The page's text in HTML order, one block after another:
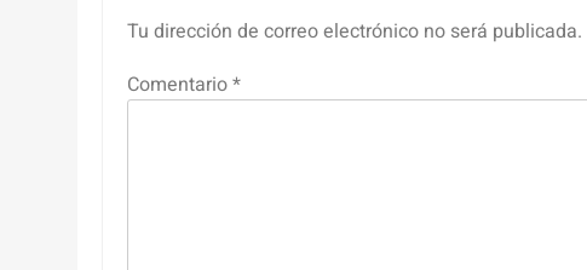
Tu dirección de correo electrónico no será publicada.
Comentario*